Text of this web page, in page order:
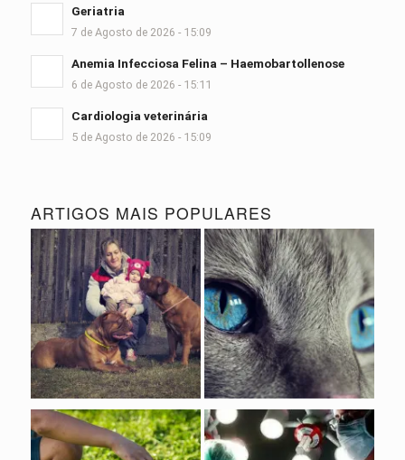
Geriatria
7 de Agosto de 2026 - 15:09
Anemia Infecciosa Felina – Haemobartollenose
6 de Agosto de 2026 - 15:11
Cardiologia veterinária
5 de Agosto de 2026 - 15:09
ARTIGOS MAIS POPULARES